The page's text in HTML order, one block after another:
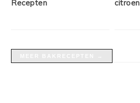
Recepten
citroen